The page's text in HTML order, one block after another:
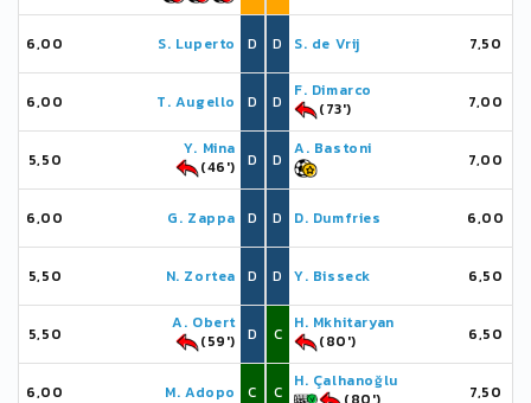
6,00 S. Luperto D
6,00 T. Augello D
5,50
Y. Mina
(46')
D
6,00 G. Zappa D
5,50 N. Zortea D
5,50
A. Obert
(59')
D
6,00 M. Adopo C
D S. de Vrij 7,50
D
F. Dimarco
(73')
7,00
D
A. Bastoni
7,00
D D. Dumfries 6,00
D Y. Bisseck 6,50
C
H. Mkhitaryan
(80')
6,50
C
H. Çalhanoğlu
7,50